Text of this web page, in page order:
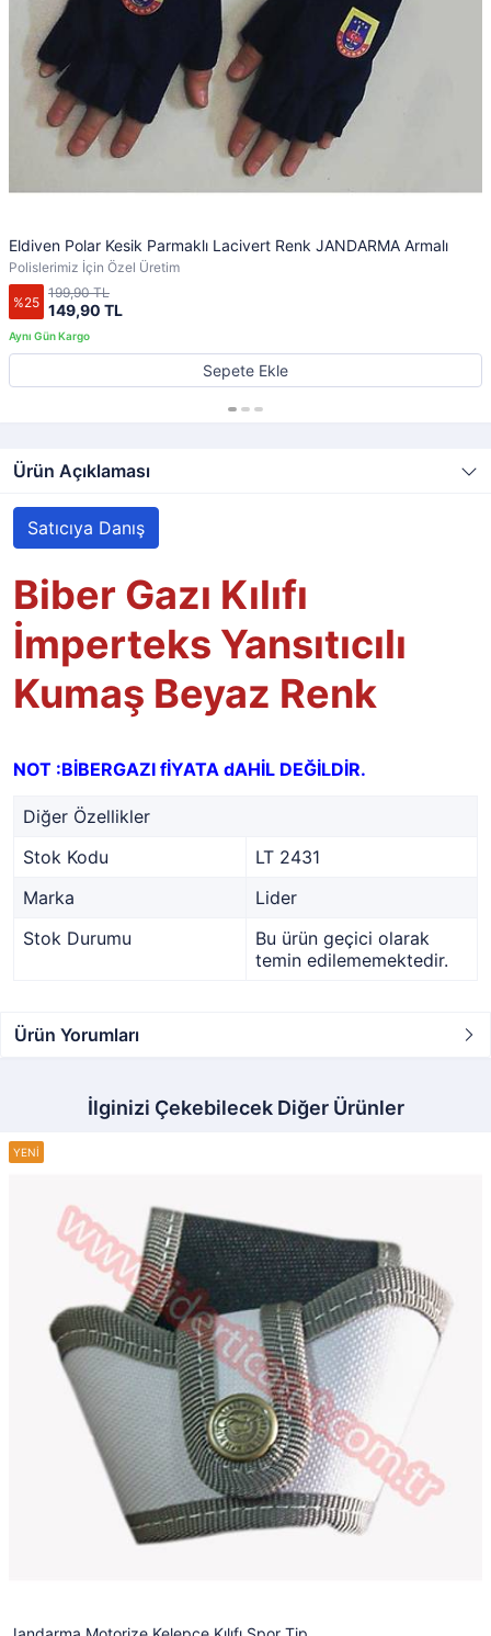
Eldiven Polar Kesik Parmaklı Lacivert Renk JANDARMA Armalı
Polislerimiz İçin Özel Üretim
%25 149,90 TL
199,90 TL
Sepete Ekle
Ürün Açıklaması
Satıcıya Danış
Biber Gazı Kılıfı
İmperteks Yansıtıcılı
Kumaş Beyaz Renk
NOT :BİBERGAZI fİYATA dAHİL DEĞİLDİR.
Diğer Özellikler
Stok Kodu
LT 2431
Marka
Lider
Stok Durumu
Bu ürün geçici olarak
temin edilememektedir.
Ürün Yorumları
İlginizi Çekebilecek Diğer Ürünler